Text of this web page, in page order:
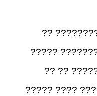
??? ?????
?????? ?????
???????
?????? ??